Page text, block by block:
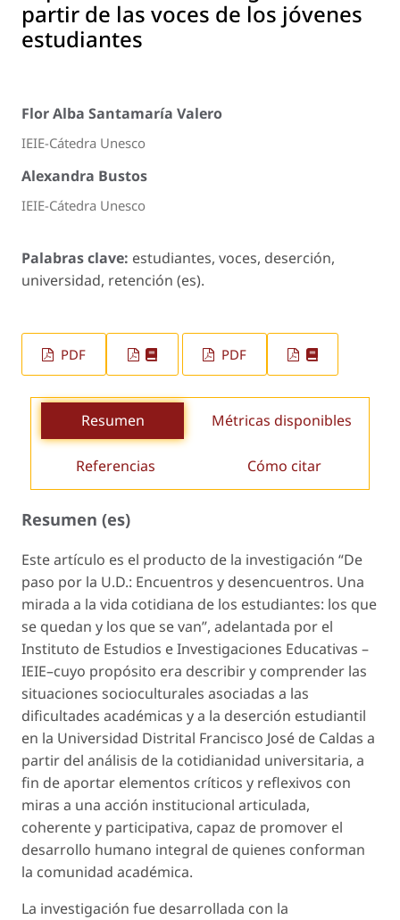
partir de las voces de los jóvenes
estudiantes
Flor Alba Santamaría Valero
IEIE-Cátedra Unesco
Alexandra Bustos
IEIE-Cátedra Unesco
Palabras clave: estudiantes, voces, deserción,
universidad, retención (es).
PDF PDF
Resumen Métricas disponibles
Referencias Cómo citar
Resumen (es)
Este artículo es el producto de la investigación “De
paso por la U.D.: Encuentros y desencuentros. Una
mirada a la vida cotidiana de los estudiantes: los que
se quedan y los que se van”, adelantada por el
Instituto de Estudios e Investigaciones Educativas –
IEIE–cuyo propósito era describir y comprender las
situaciones socioculturales asociadas a las
dificultades académicas y a la deserción estudiantil
en la Universidad Distrital Francisco José de Caldas a
partir del análisis de la cotidianidad universitaria, a
fin de aportar elementos críticos y reflexivos con
miras a una acción institucional articulada,
coherente y participativa, capaz de promover el
desarrollo humano integral de quienes conforman
la comunidad académica.
La investigación fue desarrollada con la